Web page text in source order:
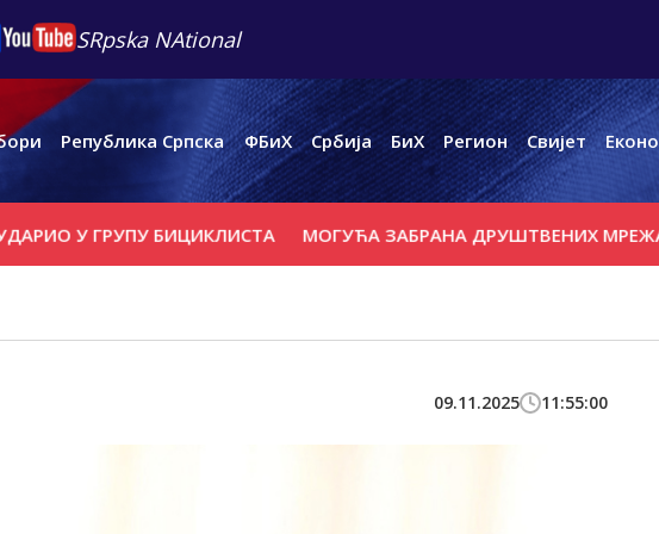
SRpska NAtional
Република Српска ФБиХ Србија БиХ Регион Свијет
У ГРУПУ БИЦИКЛИСТА МОГУЋА ЗАБРАНА ДРУШТВЕНИХ МРЕЖА ЗА
09.11.2025 11:55:00